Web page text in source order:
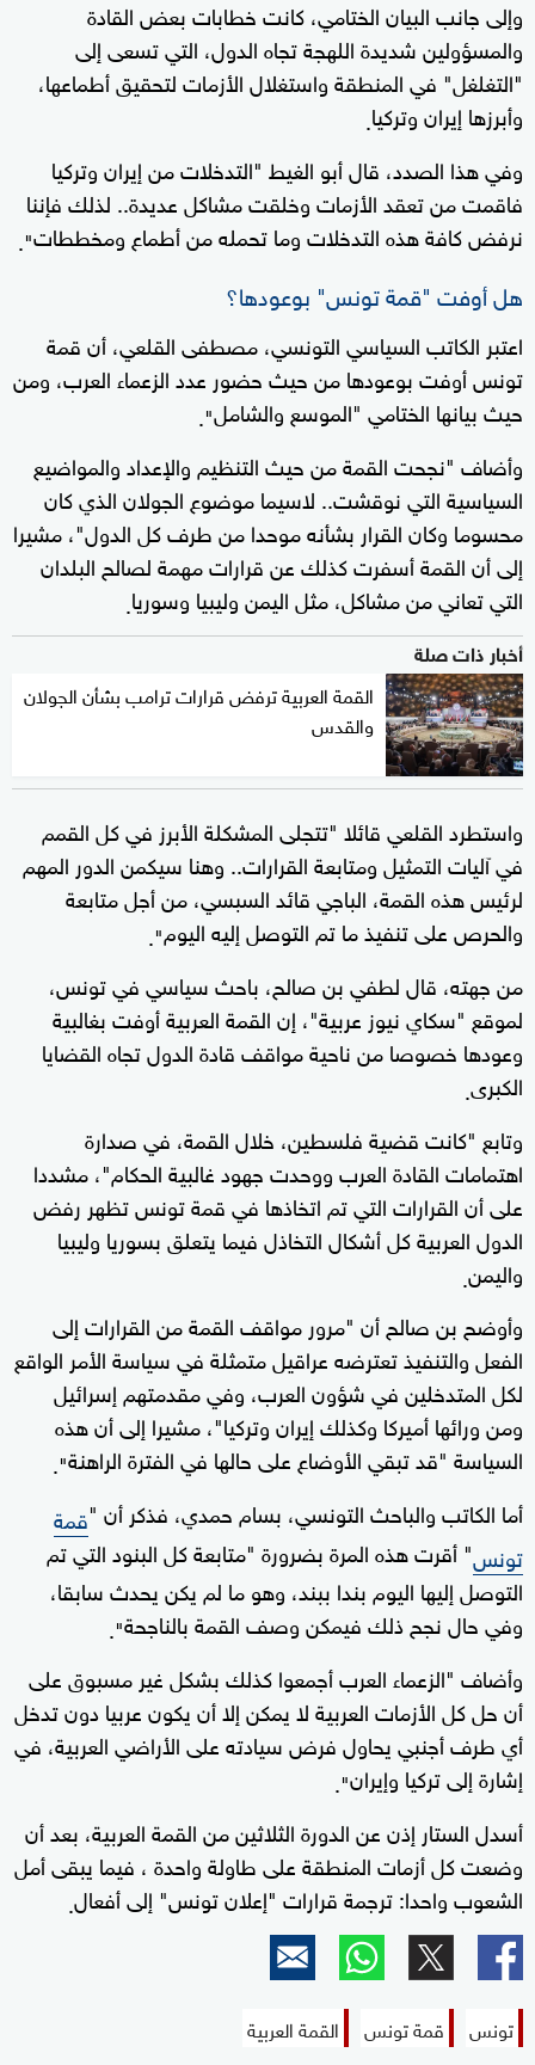
وإلى جانب البيان الختامي، كانت خطابات بعض القادة
والمسؤولين شديدة اللهجة تجاه الدول، التي تسعى إلى
"التغلغل" في المنطقة واستغلال الأزمات لتحقيق أطماعها،
وأبرزها إيران وتركيا.
وفي هذا الصدد، قال أبو الغيط "التدخلات من إيران وتركيا
فاقمت من تعقد الأزمات وخلقت مشاكل عديدة.. لذلك فإننا
نرفض كافة هذه التدخلات وما تحمله من أطماع ومخططات".
هل أوفت "قمة تونس" بوعودها؟
اعتبر الكاتب السياسي التونسي، مصطفى القلعي، أن قمة
تونس أوفت بوعودها من حيث حضور عدد الزعماء العرب، ومن
حيث بيانها الختامي "الموسع والشامل".
وأضاف "نجحت القمة من حيث التنظيم والإعداد والمواضيع
السياسية التي نوقشت.. لاسيما موضوع الجولان الذي كان
محسوما وكان القرار بشأنه موحدا من طرف كل الدول"، مشيرا
إلى أن القمة أسفرت كذلك عن قرارات مهمة لصالح البلدان
التي تعاني من مشاكل، مثل اليمن وليبيا وسوريا.
أخبار ذات صلة
القمة العربية ترفض قرارات ترامب بشأن الجولان
والقدس
واستطرد القلعي قائلا "تتجلى المشكلة الأبرز في كل القمم
في آليات التمثيل ومتابعة القرارات.. وهنا سيكمن الدور المهم
لرئيس هذه القمة، الباجي قائد السبسي، من أجل متابعة
والحرص على تنفيذ ما تم التوصل إليه اليوم".
من جهته، قال لطفي بن صالح، باحث سياسي في تونس،
لموقع "سكاي نيوز عربية"، إن القمة العربية أوفت بغالبية
وعودها خصوصا من ناحية مواقف قادة الدول تجاه القضايا
الكبرى.
وتابع "كانت قضية فلسطين، خلال القمة، في صدارة
اهتمامات القادة العرب ووحدت جهود غالبية الحكام"، مشددا
على أن القرارات التي تم اتخاذها في قمة تونس تظهر رفض
الدول العربية كل أشكال التخاذل فيما يتعلق بسوريا وليبيا
واليمن.
وأوضح بن صالح أن "مرور مواقف القمة من القرارات إلى
الفعل والتنفيذ تعترضه عراقيل متمثلة في سياسة الأمر الواقع
لكل المتدخلين في شؤون العرب، وفي مقدمتهم إسرائيل
ومن ورائها أميركا وكذلك إيران وتركيا"، مشيرا إلى أن هذه
السياسة "قد تبقي الأوضاع على حالها في الفترة الراهنة".
أما الكاتب والباحث التونسي، بسام حمدي، فذكر أن "قمة
تونس" أقرت هذه المرة بضرورة "متابعة كل البنود التي تم
التوصل إليها اليوم بندا ببند، وهو ما لم يكن يحدث سابقا،
وفي حال نجح ذلك فيمكن وصف القمة بالناجحة".
وأضاف "الزعماء العرب أجمعوا كذلك بشكل غير مسبوق على
أن حل كل الأزمات العربية لا يمكن إلا أن يكون عربيا دون تدخل
أي طرف أجنبي يحاول فرض سيادته على الأراضي العربية، في
إشارة إلى تركيا وإيران".
أسدل الستار إذن عن الدورة الثلاثين من القمة العربية، بعد أن
وضعت كل أزمات المنطقة على طاولة واحدة ، فيما يبقى أمل
الشعوب واحدا: ترجمة قرارات "إعلان تونس" إلى أفعال.
تونس قمة تونس القمة العربية